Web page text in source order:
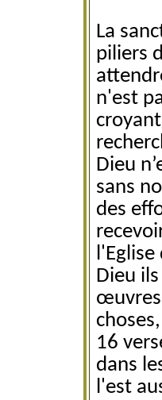
La
piliers
n'est
Dieu
sans
des
l'Eglise
Dieu
œuvres
16
dans
l'est